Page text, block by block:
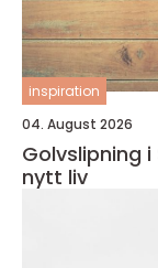
inspiration
04. August 2026
Golvslipning
nytt liv